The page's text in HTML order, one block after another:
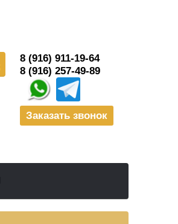
8 (916) 911-19-64
8 (916) 257-49-89
Заказать звонок